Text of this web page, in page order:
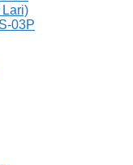
Lari)
03P